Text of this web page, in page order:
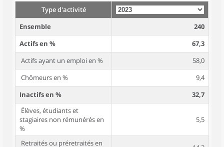
Type d'activité
Ensemble
240
Actifs en %
67,3
Actifs ayant un emploi en %
58,0
Chômeurs en %
9,4
Inactifs en %
32,7
Élèves, étudiants et
stagiaires non rémunérés en
%
5,5
Retraités ou préretraités en